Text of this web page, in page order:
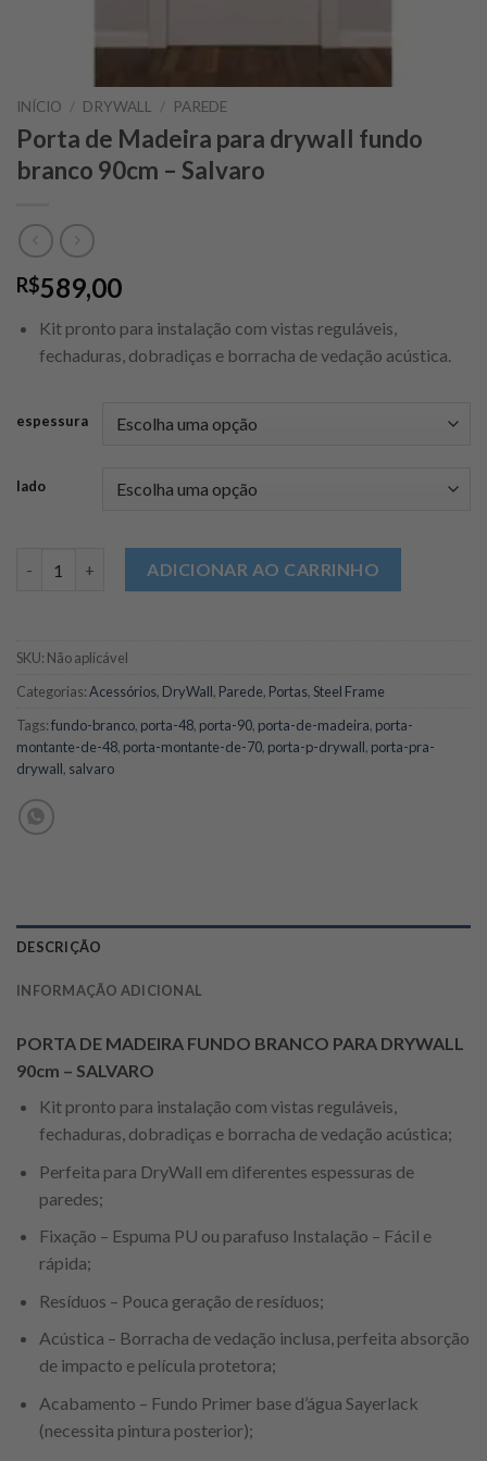
INÍCIO / DRYWALL / PAREDE
Porta de Madeira para drywall fundo
branco 90cm – Salvaro
R$589,00
Kit pronto para instalação com vistas reguláveis,
fechaduras, dobradiças e borracha de vedação acústica.
espessura
lado
ADICIONAR AO CARRINHO
SKU: Não aplicável
Categorias:Acessórios, DryWall, Parede, Portas,Steel Frame
Tags:fundo-branco, porta-48, porta-90, porta-de-madeira, porta-
montante-de-48, porta-montante-de-70, porta-p-drywall, porta-pra-
drywall, salvaro
DESCRIÇÃO
INFORMAÇÃO ADICIONAL
PORTA DE MADEIRA FUNDO BRANCO PARA DRYWALL
90cm – SALVARO
Kit pronto para instalação com vistas reguláveis,
fechaduras, dobradiças e borracha de vedação acústica;
Perfeita para DryWall em diferentes espessuras de
paredes;
Fixação – Espuma PU ou parafuso Instalação – Fácil e
rápida;
Resíduos – Pouca geração de resíduos;
Acústica – Borracha de vedação inclusa, perfeita absorção
de impacto e película protetora;
Acabamento – Fundo Primer base d’água Sayerlack
(necessita pintura posterior);